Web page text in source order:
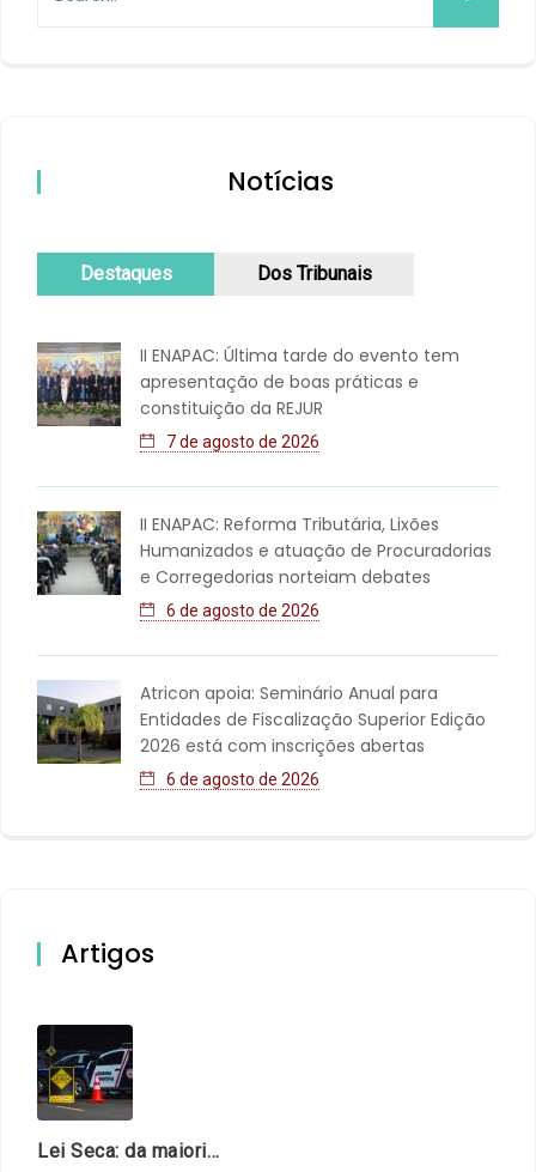
Notícias
Destaques Dos Tribunais
II ENAPAC: Última tarde do evento tem
apresentação de boas práticas e
constituição da REJUR
7 de agosto de 2026
II ENAPAC: Reforma Tributária, Lixões
Humanizados e atuação de Procuradorias
e Corregedorias norteiam debates
6 de agosto de 2026
Atricon apoia: Seminário Anual para
Entidades de Fiscalização Superior Edição
2026 está com inscrições abertas
6 de agosto de 2026
Artigos
Lei Seca: da maioridade à maturidade